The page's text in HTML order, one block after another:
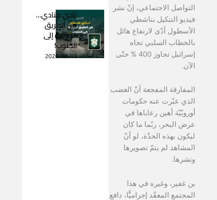
التواصل الاجتماعي، إنّ نشر
فيديو التنكيل بناشطي
الأسطول أدّى لارتفاع هائل
بالخطاب السلبي تجاه
إسرائيل تجاوز 400 % حتّى
الآن.
المفارقة المفجعة أنّ الغضب
الذي عبّرت عنه حكومات
أوروبّيّة أهين رعاياها في
عرض البحر، ربّما ما كان
ليكون بهذه الحدّة، لو أنّ
المشاهد لم يتمّ تصويرها
ونشرها.
بن غفير، وغيره في هذا
المجتمع المعقّد إجراميًّا، دافع
نادى منادي…
من الطريق
الجديدة إلى
الجنوب!
2026-08-03